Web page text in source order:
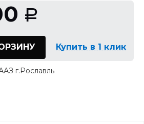
Р
Купить в 1 клик
г.Рославль